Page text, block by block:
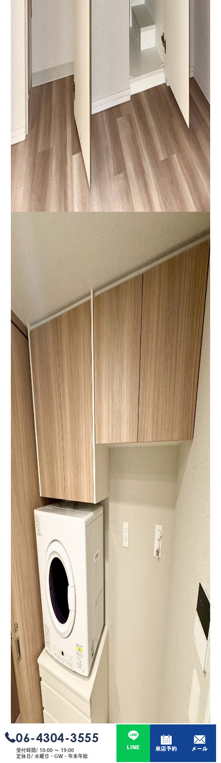
06-4304-3555
受付時間/ 10:00 〜 19:00
定休日/ 水曜日・GW・年末年始
LINE 来店予約 メール